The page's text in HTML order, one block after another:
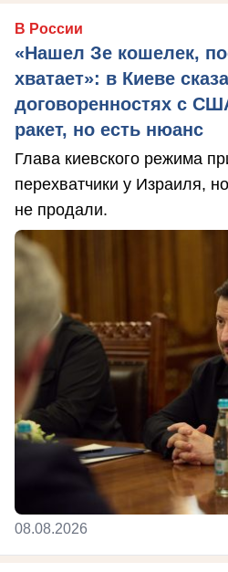
В России
«Нашел Зе кошелек,
хватает»: в Киеве
договоренностях с
ракет, но есть нюанс
Глава киевского режима
перехватчики у Израиля,
не продали.
08.08.2026